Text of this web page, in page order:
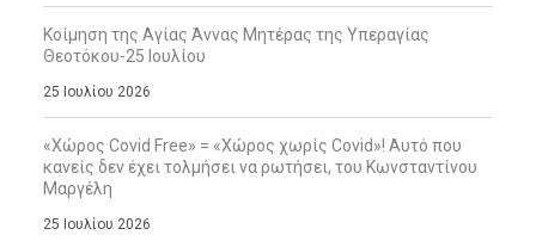
Κοίμηση της Αγίας Άννας Μητέρας της Υπεραγίας
Θεοτόκου-25 Ιουλίου
25 Ιουλίου 2026
«Χώρος Covid Free» = «Χώρος χωρίς Covid»! Αυτό που
κανείς δεν έχει τολμήσει να ρωτήσει, του Κωνσταντίνου
Μαργέλη
25 Ιουλίου 2026